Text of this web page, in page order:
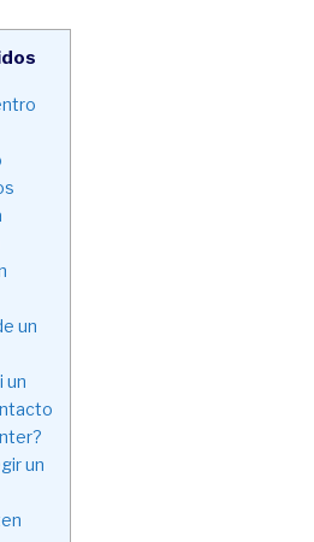
un
un
un